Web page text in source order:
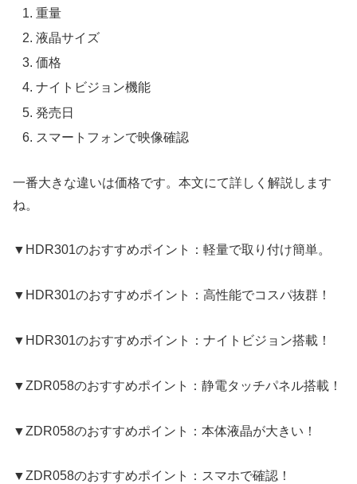
重量
液晶サイズ
価格
ナイトビジョン機能
発売日
スマートフォンで映像確認
一番大きな違いは価格です。本文にて詳しく解説します
ね。
▼HDR301のおすすめポイント：軽量で取り付け簡単。
▼HDR301のおすすめポイント：高性能でコスパ抜群！
▼HDR301のおすすめポイント：ナイトビジョン搭載！
▼ZDR058のおすすめポイント：静電タッチパネル搭載！
▼ZDR058のおすすめポイント：本体液晶が大きい！
▼ZDR058のおすすめポイント：スマホで確認！